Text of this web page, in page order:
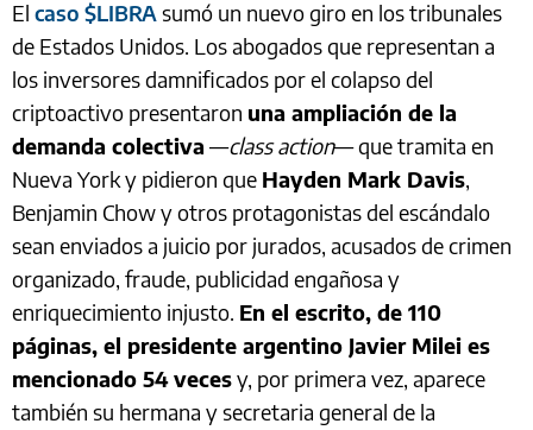
El caso $LIBRAsumó un nuevo giro en los tribunales
de Estados Unidos. Los abogados que representan a
los inversores damnificados por el colapso del
criptoactivo presentaron una ampliación de la
demanda colectiva —class action— que tramita en
Nueva York y pidieron que Hayden Mark Davis,
Benjamin Chow y otros protagonistas del escándalo
sean enviados a juicio por jurados, acusados de crimen
organizado, fraude, publicidad engañosa y
enriquecimiento injusto. En el escrito, de 110
páginas, el presidente argentino Javier Milei es
mencionado 54 vecesy, por primera vez, aparece
también su hermana y secretaria general de la